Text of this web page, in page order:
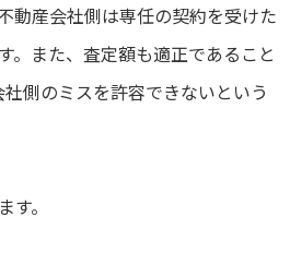
動産会社側は専任の契約を受けた
。また、査定額も適正であること
側のミスを許容できないという
。